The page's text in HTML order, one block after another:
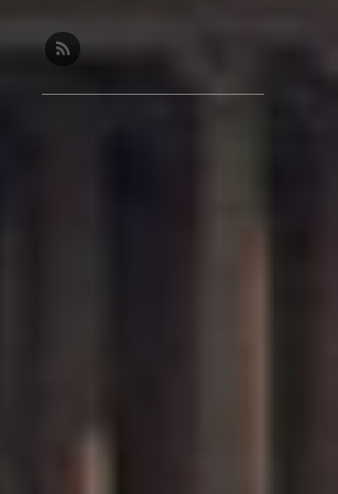
оффшоры, корпоративные,